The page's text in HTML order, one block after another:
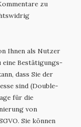
zu
Ihnen als Nutzer
eine Bestätigungs-
dass Sie der
sind (Double-
für die
von
Sie können